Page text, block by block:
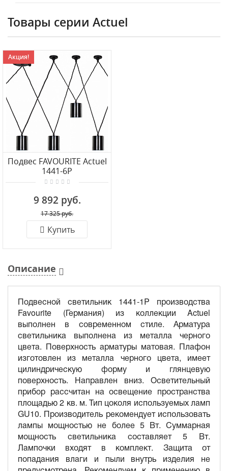
Товары серии Actuel
Акция!
Подвес FAVOURITE Actuel
1441-6P
9 892 руб.
17 325 руб.
Купить
Описание
Подвесной светильник 1441-1P производства
Favourite (Германия) из коллекции Actuel
выполнен в современном стиле. Арматура
светильника выполнена из металла черного
цвета. Поверхность арматуры матовая. Плафон
изготовлен из металла черного цвета, имеет
цилиндрическую форму и глянцевую
поверхность. Направлен вниз. Осветительный
прибор рассчитан на освещение пространства
площадью 2 кв. м. Тип цоколя используемых ламп
GU10. Производитель рекомендует использовать
лампы мощностью не более 5 Вт. Суммарная
мощность светильника составляет 5 Вт.
Лампочки входят в комплект. Защита от
попадания влаги и пыли внутрь изделия не